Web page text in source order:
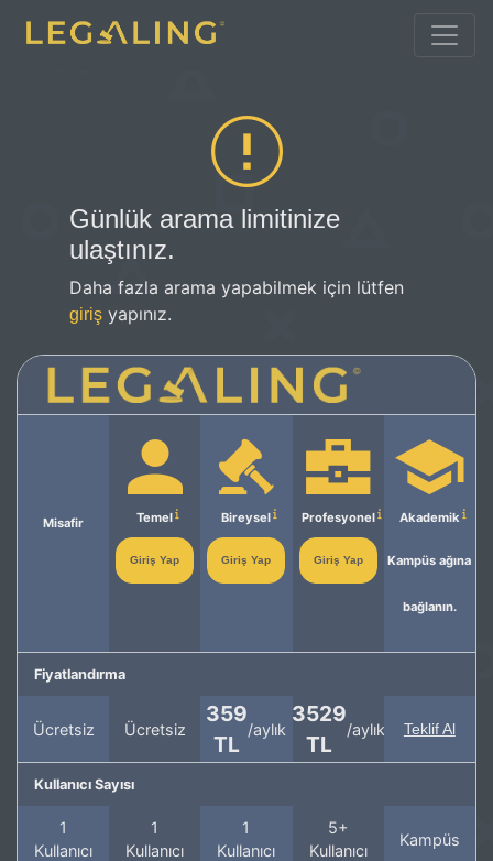
Günlük arama limitinize
ulaştınız.
Daha fazla arama yapabilmek için lütfen
giriş yapınız.
Misafir Temel
Giriş Yap
Bireysel
Giriş Yap
Profesyonel
Giriş Yap
Akademik
Kampüs ağına
bağlanın.
Fiyatlandırma
Ücretsiz Ücretsiz
359
TL
/aylık
3529
TL
/aylık Teklif Al
Kullanıcı Sayısı
1
Kullanıcı
1
Kullanıcı
1
Kullanıcı
5+
Kullanıcı
Kampüs